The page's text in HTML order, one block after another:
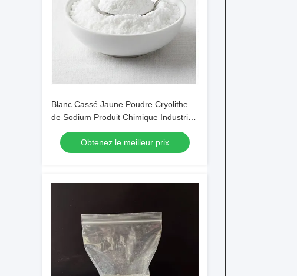
Blanc Cassé Jaune Poudre Cryolithe
de Sodium Produit Chimique Industriel
avec un Poids Moléculaire de 209,94
Obtenez le meilleur prix